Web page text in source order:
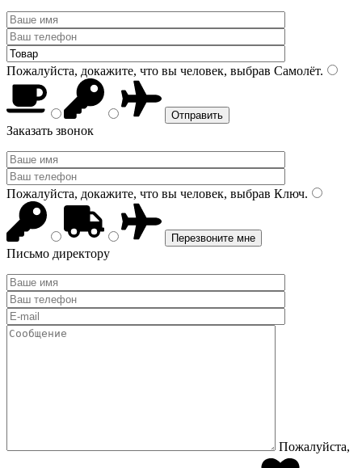
Пожалуйста, докажите, что вы человек, выбрав Самолёт.
Заказать звонок
Пожалуйста, докажите, что вы человек, выбрав Ключ.
Письмо директору
Пожалуйста,